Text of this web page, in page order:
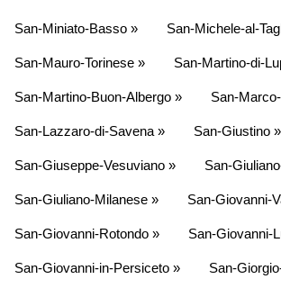
San-Miniato-Basso » San-Michele-al-
San-Mauro-Torinese » San-Martino-di-
San-Martino-Buon-Albergo » San-
San-Lazzaro-di-Savena » San-Giustino »
San-Giuseppe-Vesuviano » San-
San-Giuliano-Milanese » San-Giovanni-
San-Giovanni-Rotondo » San-Giovanni-
San-Giovanni-in-Persiceto » San-